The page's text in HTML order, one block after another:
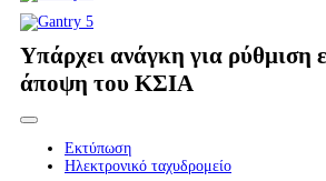
Υπάρχει ανάγκη για ρύθμιση
άποψη του ΚΣΙΑ
Εκτύπωση
Ηλεκτρονικό ταχυδρομείο